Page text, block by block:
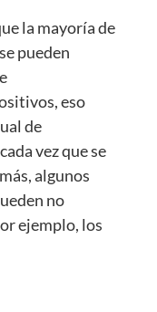
la mayoría de
pueden
eso
de
vez que se
algunos
no
ejemplo, los